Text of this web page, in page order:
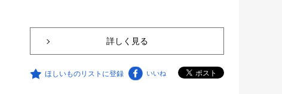
詳しく見る
ほしいものリストに登録 いいね